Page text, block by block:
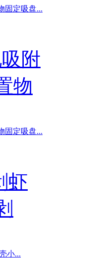
固定吸盘...
固定吸盘...
小...